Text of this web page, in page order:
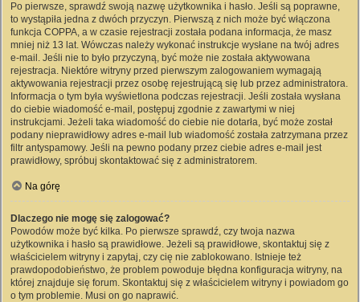
Po pierwsze, sprawdź swoją nazwę użytkownika i hasło. Jeśli są poprawne,
to wystąpiła jedna z dwóch przyczyn. Pierwszą z nich może być włączona
funkcja COPPA, a w czasie rejestracji została podana informacja, że masz
mniej niż 13 lat. Wówczas należy wykonać instrukcje wysłane na twój adres
e-mail. Jeśli nie to było przyczyną, być może nie została aktywowana
rejestracja. Niektóre witryny przed pierwszym zalogowaniem wymagają
aktywowania rejestracji przez osobę rejestrującą się lub przez administratora.
Informacja o tym była wyświetlona podczas rejestracji. Jeśli została wysłana
do ciebie wiadomość e-mail, postępuj zgodnie z zawartymi w niej
instrukcjami. Jeżeli taka wiadomość do ciebie nie dotarła, być może został
podany nieprawidłowy adres e-mail lub wiadomość została zatrzymana przez
filtr antyspamowy. Jeśli na pewno podany przez ciebie adres e-mail jest
prawidłowy, spróbuj skontaktować się z administratorem.
Na górę
Dlaczego nie mogę się zalogować?
Powodów może być kilka. Po pierwsze sprawdź, czy twoja nazwa
użytkownika i hasło są prawidłowe. Jeżeli są prawidłowe, skontaktuj się z
właścicielem witryny i zapytaj, czy cię nie zablokowano. Istnieje też
prawdopodobieństwo, że problem powoduje błędna konfiguracja witryny, na
której znajduje się forum. Skontaktuj się z właścicielem witryny i powiadom go
o tym problemie. Musi on go naprawić.